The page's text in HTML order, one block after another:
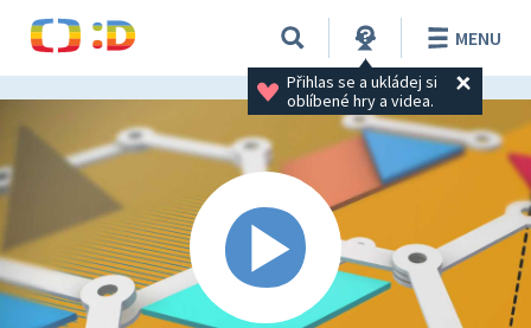
Přihlas se a ukládej si
oblíbené hry a videa.
MENU